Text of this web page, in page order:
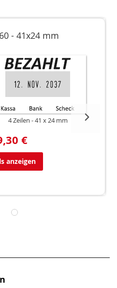
- 41x24 mm
4 Zeilen 41 x 24 mm
€
anzeigen